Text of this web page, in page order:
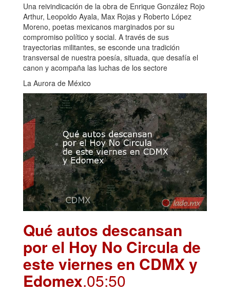
Una reivindicación de la obra de Enrique González Rojo
Arthur, Leopoldo Ayala, Max Rojas y Roberto López
Moreno, poetas mexicanos marginados por su
compromiso político y social. A través de sus
trayectorias militantes, se esconde una tradición
transversal de nuestra poesía, situada, que desafía el
canon y acompaña las luchas de los sectore
La Aurora de México
Qué autos descansan
por el Hoy No Circula de
este viernes en CDMX y
Edomex.05:50